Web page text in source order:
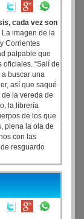
cada vez son
La imagen de la
Corrientes
palpable que
oficiales. “Salí de
a buscar una
así que saqué
la vereda de
la librería
de los que
plena la ola de
con las
resguardo